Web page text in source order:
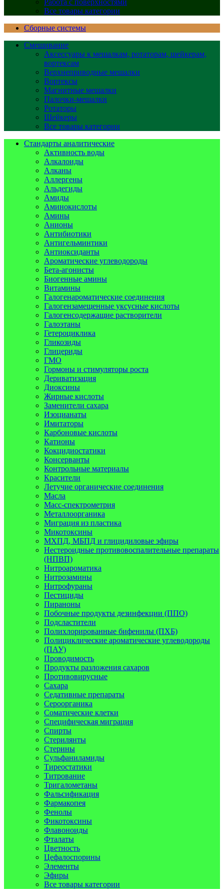
Работа с поверхностями
Все товары категории
Сборные системы
Смешивание
Аксессуары к мешалкам, ротаторам, шейкерам,
вортексам
Верхнеприводные мешалки
Вортексы
Магнитные мешалки
Палочки-мешалки
Ротаторы
Шейкеры
Все товары категории
Стандарты аналитические
Активность воды
Алкалоиды
Алканы
Аллергены
Альдегиды
Амиды
Аминокислоты
Амины
Анионы
Антибиотики
Антигельминтики
Антиоксиданты
Ароматические углеводороды
Бета-агонисты
Биогенные амины
Витамины
Галогенароматические соединения
Галогензамещенные уксусные кислоты
Галогенсодержащие растворители
Галоэтаны
Гетероциклика
Гликозиды
Глицериды
ГМО
Гормоны и стимуляторы роста
Дериватизация
Диоксины
Жирные кислоты
Заменители сахара
Изоцианаты
Имитаторы
Карбоновые кислоты
Катионы
Кокцидиостатики
Консерванты
Контрольные материалы
Красители
Летучие органические соединения
Масла
Масс-спектрометрия
Металлоорганика
Миграция из пластика
Микотоксины
МХПД, МБПД и глицидиловые эфиры
Нестероидные противовоспалительные препараты
(НПВП)
Нитроароматика
Нитрозамины
Нитрофураны
Пестициды
Пираноны
Побочные продукты дезинфекции (ППО)
Подсластители
Полихлорированные бифенилы (ПХБ)
Полициклические ароматические углеводороды
(ПАУ)
Проводимость
Продукты разложения сахаров
Противовирусные
Сахара
Седативные препараты
Сероорганика
Соматические клетки
Специфическая миграция
Спирты
Стерилянты
Стерины
Сульфаниламиды
Тиреостатики
Титрование
Тригалометаны
Фальсификация
Фармакопея
Фенолы
Фикотоксины
Флавоноиды
Фталаты
Цветность
Цефалоспорины
Элементы
Эфиры
Все товары категории